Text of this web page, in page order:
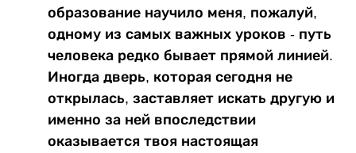
образование научило меня, пожалуй,
одному из самых важных уроков - путь
человека редко бывает прямой линией.
Иногда дверь, которая сегодня не
открылась, заставляет искать другую и
именно за ней впоследствии
оказывается твоя настоящая